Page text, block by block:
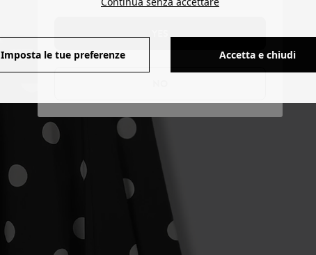
Imposta le tue preferenze Accetta e chiudi